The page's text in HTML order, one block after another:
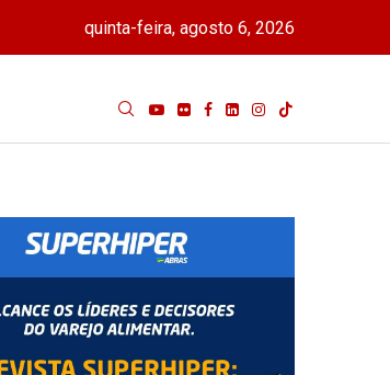
quinta-feira, agosto 6, 2026